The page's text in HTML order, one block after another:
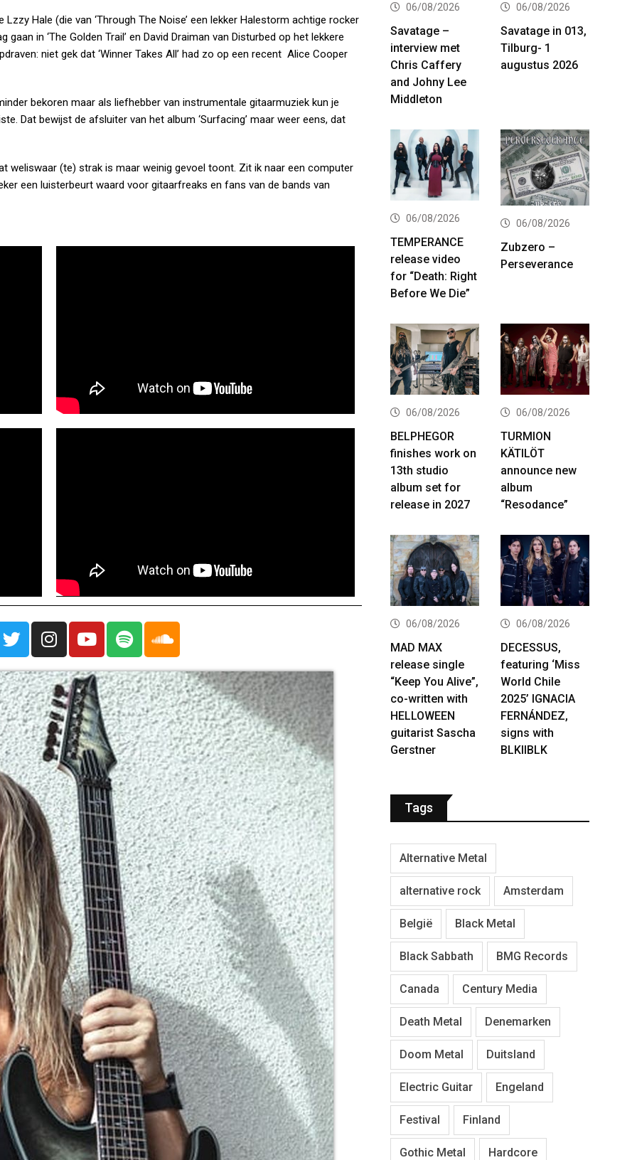
Hale (die van ‘Through The Noise’ een lekker Halestorm achtige rocker
in ‘The Golden Trail’ en David Draiman van Disturbed op het lekkere
niet gek dat ‘Winner Takes All’ had zo op een recent Alice Cooper
bekoren maar als liefhebber van instrumentale gitaarmuziek kun je
Dat bewijst de afsluiter van het album ‘Surfacing’ maar weer eens, dat
weliswaar (te) strak is maar weinig gevoel toont. Zit ik naar een computer
een luisterbeurt waard voor gitaarfreaks en fans van de bands van
06/08/2026
Savatage –
interview met
Chris Caffery
and Johny Lee
Middleton
06/08/2026
Savatage in 013,
Tilburg- 1
augustus 2026
06/08/2026
TEMPERANCE
release video
for “Death: Right
Before We Die”
06/08/2026
Zubzero –
Perseverance
06/08/2026
BELPHEGOR
finishes work on
13th studio
album set for
release in 2027
06/08/2026
TURMION
KÄTILÖT
announce new
album
“Resodance”
06/08/2026
MAD MAX
release single
“Keep You Alive”,
co-written with
HELLOWEEN
guitarist Sascha
Gerstner
06/08/2026
DECESSUS,
featuring ‘Miss
World Chile
2025’ IGNACIA
FERNÁNDEZ,
signs with
BLKIIBLK
Tags
Alternative Metal
alternative rock Amsterdam
België Black Metal
Black Sabbath BMG Records
Canada Century Media
Death Metal Denemarken
Doom Metal Duitsland
Electric Guitar Engeland
Festival Finland
Gothic Metal Hardcore